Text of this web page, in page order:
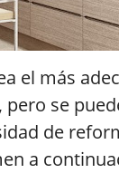
el más
se
de
a